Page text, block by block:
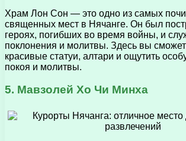
Храм Лон Сон — это одно из самых
священных мест в Нячанге. Он был
героях, погибших во время войны, и
поклонения и молитвы. Здесь вы
красивые статуи, алтари и ощутить
покоя и молитвы.
5. Мавзолей Хо Чи Минха